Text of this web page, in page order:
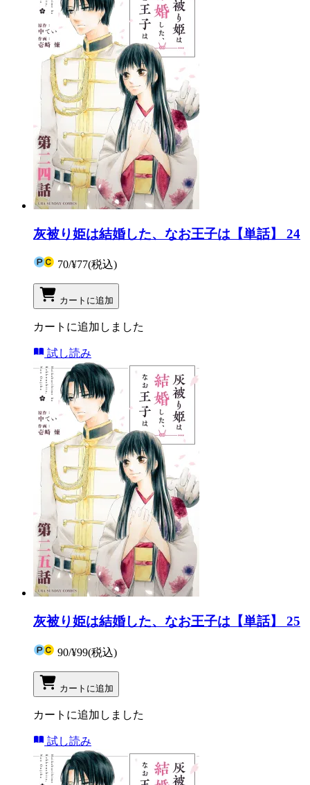
灰被り姫は結婚した、なお王子は【単話】 24
70/¥77(税込)
カートに追加
カートに追加しました
試し読み
灰被り姫は結婚した、なお王子は【単話】 25
90/¥99(税込)
カートに追加
カートに追加しました
試し読み